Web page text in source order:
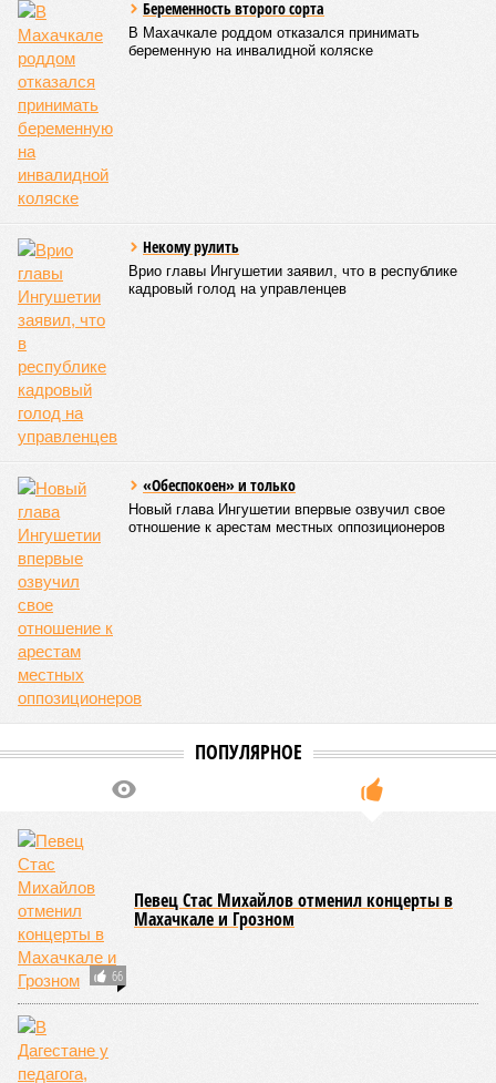
Беременность второго сорта
В Махачкале роддом отказался принимать
беременную на инвалидной коляске
Некому рулить
Врио главы Ингушетии заявил, что в республике
кадровый голод на управленцев
«Обеспокоен» и только
Новый глава Ингушетии впервые озвучил свое
отношение к арестам местных оппозиционеров
ПОПУЛЯРНОЕ
66
Певец Стас Михайлов отменил концерты в
Махачкале и Грозном